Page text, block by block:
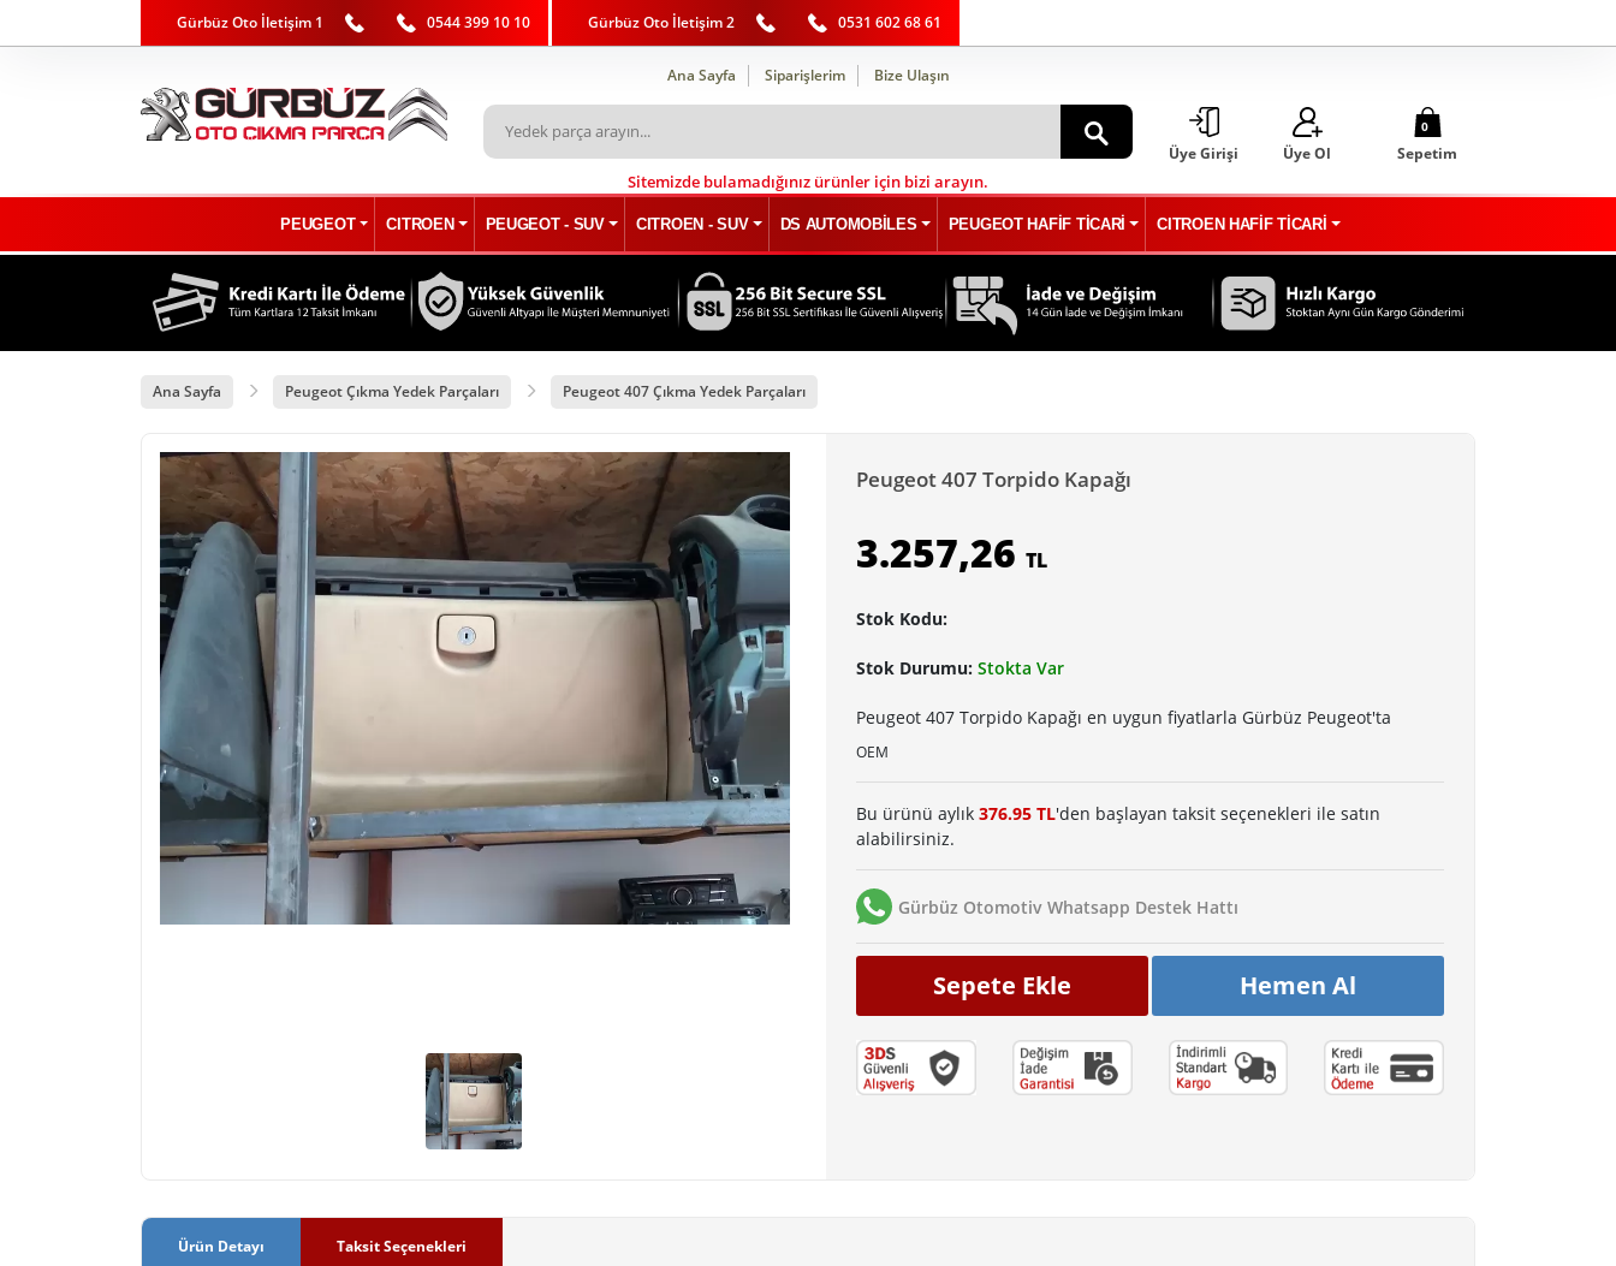
Gürbüz Oto İletişim 1 0544 399 10 10 Gürbüz Oto İletişim 2 0531 602 68 61
Ana Sayfa Siparişlerim Bize Ulaşın
Sitemizde bulamadığınız ürünler için bizi arayın.
Üye Girişi Üye Ol
0
Sepetim
PEUGEOT CITROEN PEUGEOT - SUV CITROEN - SUV DS AUTOMOBİLES PEUGEOT HAFİF TİCARİ CITROEN HAFİF TİCARİ
Ana Sayfa Peugeot Çıkma Yedek Parçaları Peugeot 407 Çıkma Yedek Parçaları
Peugeot 407 Torpido Kapağı
3.257,26 TL
Stok Kodu:
Stok Durumu: Stokta Var
Peugeot 407 Torpido Kapağı en uygun fiyatlarla Gürbüz Peugeot'ta
OEM
Bu ürünü aylık 376.95 TL'den başlayan taksit seçenekleri ile satın
alabilirsiniz.
Gürbüz Otomotiv Whatsapp Destek Hattı
Sepete Ekle Hemen Al
Ürün Detayı Taksit Seçenekleri